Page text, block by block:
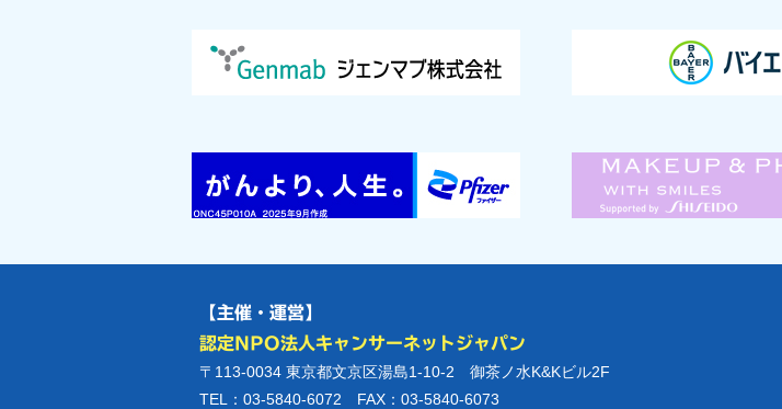
【主催・運営】
認定NPO法人キャンサーネットジャパン
〒113-0034 東京都文京区湯島1-10-2 御茶ノ水K&Kビル2F
TEL：03-5840-6072 FAX：03-5840-6073